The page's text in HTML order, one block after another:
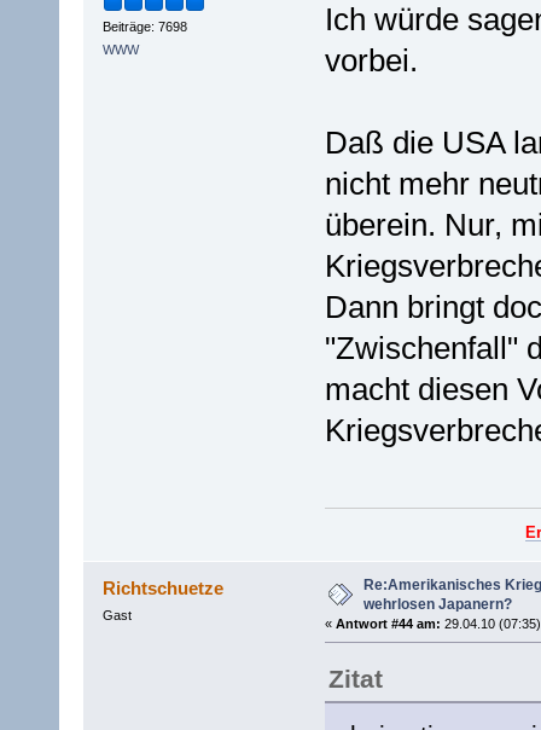
Beiträge: 7698
WWW
Ich würde
vorbei.
Daß die USA
nicht mehr
überein. Nur,
Dann bringt
"Zwischenfall"
macht diesen
Richtschuetze
Gast
Re:Amerikanisches
wehrlosen Japanern?
« Antwort #44 am: 29.04.10
Zitat